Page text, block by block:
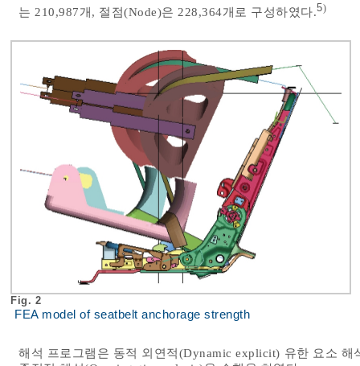
는 210,987개, 절점(Node)은 228,364개로 구성하였다.5)
Fig. 2
FEA model of seatbelt anchorage strength
해석 프로그램은 동적 외연적(Dynamic explicit) 유한 요소 해